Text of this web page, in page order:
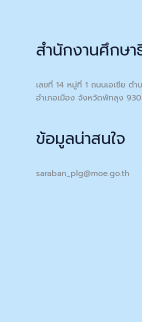
สำนักงานศึกษ
เลขที่ 14 หมู่ที่ 1 ถนนเอเชีย ตำ
อำเภอเมือง จังหวัดพัทลุง
ข้อมูลน่าสนใจ
saraban_plg@moe.go.th